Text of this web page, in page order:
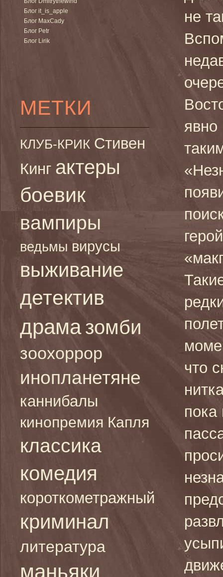
Блог it_is_apple
Блог MaxCady
Блог Petr
Блог Lirik
МЕТКИ
КЛУБ-КРИК Стивен
Кинг актеры
боевик
вампиры
ведьмы вирусы
выживание
детектив
драма зомби
зоохоррор
инопланетяне
каннибалы
кинопремия Капля
классика
комедия
короткометражный
криминал
литература
маньяки
не
явно
что